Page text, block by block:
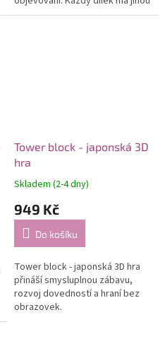
náplň a tvar, takže děti čeká
Tower block - japonská 3D
hra
Skladem (2-4 dny)
949 Kč
Do košíku
Tower block - japonská 3D hra
přináší smysluplnou zábavu,
rozvoj dovedností a hraní bez
obrazovek.